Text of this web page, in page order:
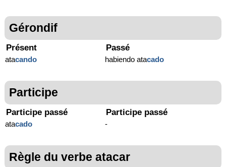
Gérondif
Présent
atacando
Passé
habiendo atacado
Participe
Participe passé
atacado
Participe passé
-
Règle du verbe atacar